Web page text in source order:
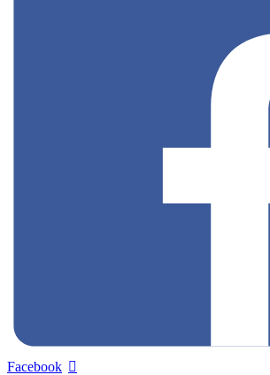
Facebook